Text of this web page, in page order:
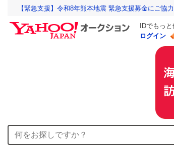
【緊急支援】令和8年熊本地震 緊急支援募金にご協
IDでもっ
ログイン